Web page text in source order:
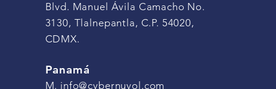
Blvd. Manuel Ávila Camacho No.
3130, Tlalnepantla, C.P. 54020,
CDMX.
Panamá
M. info@cybernuvol.com